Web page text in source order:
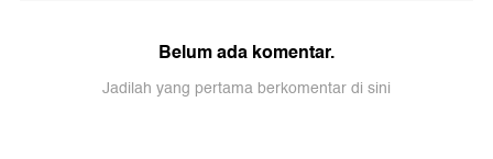
Belum ada komentar.
Jadilah yang pertama berkomentar di sini